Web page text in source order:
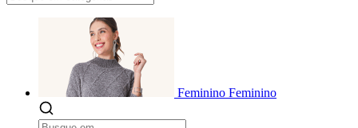
Feminino Feminino